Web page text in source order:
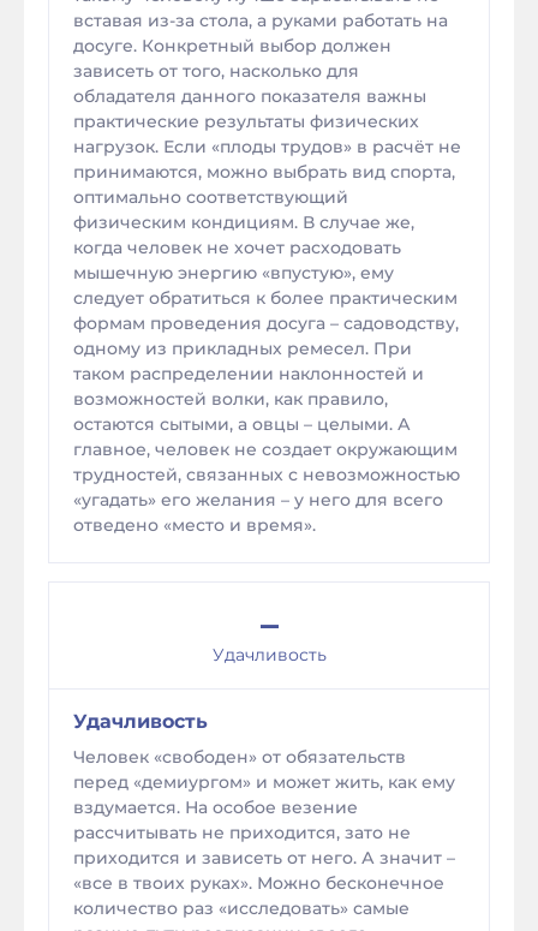
вставая из-за стола, а руками работать на
досуге. Конкретный выбор должен
зависеть от того, насколько для
обладателя данного показателя важны
практические результаты физических
нагрузок. Если «плоды трудов» в расчёт не
принимаются, можно выбрать вид спорта,
оптимально соответствующий
физическим кондициям. В случае же,
когда человек не хочет расходовать
мышечную энергию «впустую», ему
следует обратиться к более практическим
формам проведения досуга – садоводству,
одному из прикладных ремесел. При
таком распределении наклонностей и
возможностей волки, как правило,
остаются сытыми, а овцы – целыми. А
главное, человек не создает окружающим
трудностей, связанных с невозможностью
«угадать» его желания – у него для всего
отведено «место и время».
–
Удачливость
Удачливость
Человек «свободен» от обязательств
перед «демиургом» и может жить, как ему
вздумается. На особое везение
рассчитывать не приходится, зато не
приходится и зависеть от него. А значит –
«все в твоих руках». Можно бесконечное
количество раз «исследовать» самые